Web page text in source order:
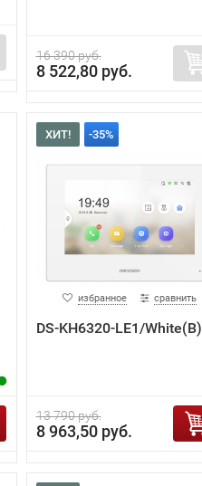
16 390 руб.
8 522,80 руб.
ХИТ! -35%
избранное сравнить
DS-KH6320-LE1/White(B)
13 790 руб.
8 963,50 руб.